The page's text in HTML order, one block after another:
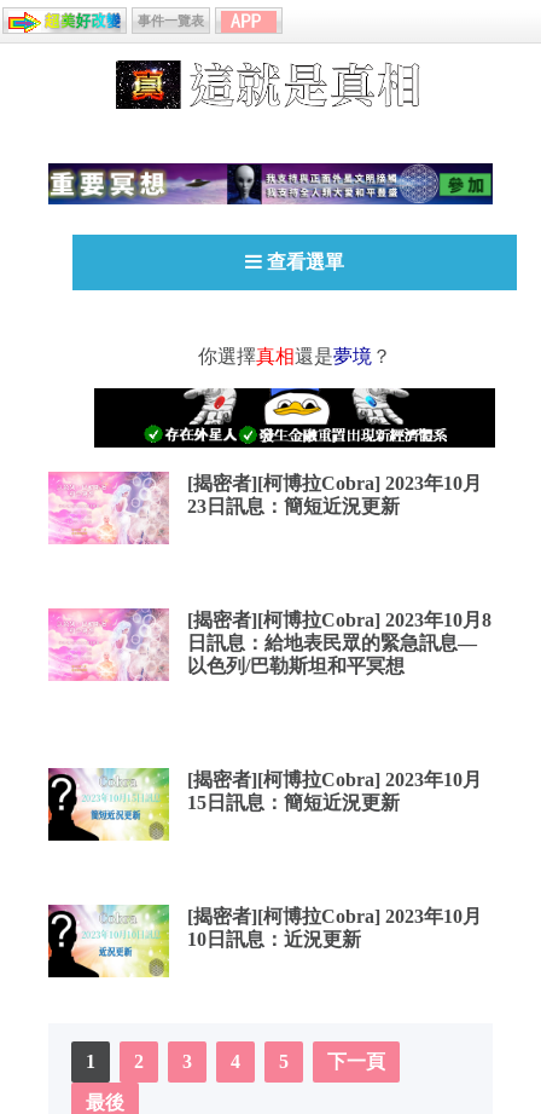
事件一覽表
查看選單
你選擇真相還是夢境 ？
[揭密者][柯博拉Cobra] 2023年10月
23日訊息：簡短近況更新
[揭密者][柯博拉Cobra] 2023年10月8
日訊息：給地表民眾的緊急訊息—
以色列/巴勒斯坦和平冥想
[揭密者][柯博拉Cobra] 2023年10月
15日訊息：簡短近況更新
[揭密者][柯博拉Cobra] 2023年10月
10日訊息：近況更新
1 2 3 4 5
下一頁
最後